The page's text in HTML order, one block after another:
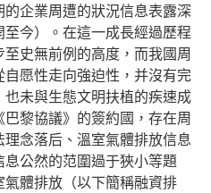
企業周遭的狀況信息表露深
今）。在這一成長經過歷程
史無前例的高度，而我國周
愿性走向強迫性，并沒有完
未與生態文明扶植的疾速成
黎協議》的簽約國，存在周
念落后、溫室氣體排放信息
公然的范圍過于狹小等題
體排放（以下簡稱融資排